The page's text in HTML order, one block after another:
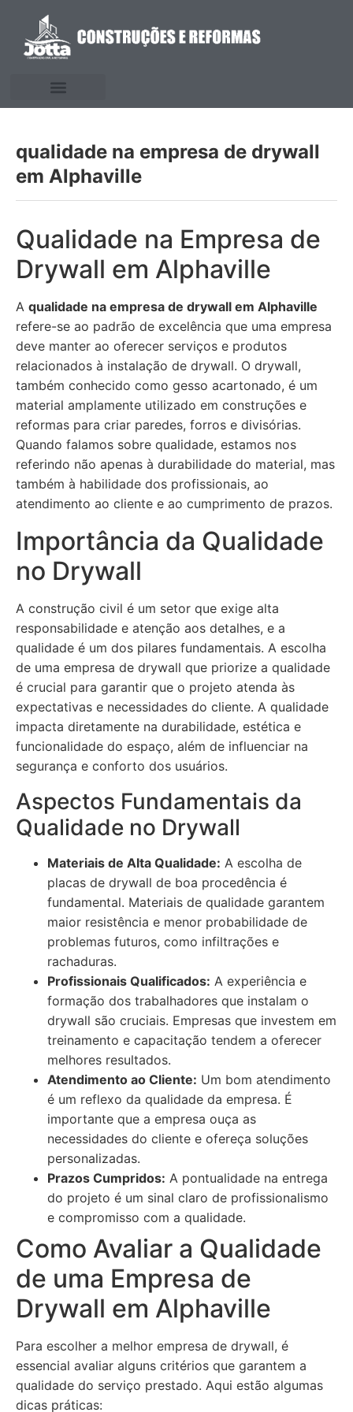
qualidade na empresa de drywall
em Alphaville
Qualidade na Empresa de
Drywall em Alphaville
A qualidade na empresa de drywall em Alphaville
refere-se ao padrão de excelência que uma empresa
deve manter ao oferecer serviços e produtos
relacionados à instalação de drywall. O drywall,
também conhecido como gesso acartonado, é um
material amplamente utilizado em construções e
reformas para criar paredes, forros e divisórias.
Quando falamos sobre qualidade, estamos nos
referindo não apenas à durabilidade do material, mas
também à habilidade dos profissionais, ao
atendimento ao cliente e ao cumprimento de prazos.
Importância da Qualidade
no Drywall
A construção civil é um setor que exige alta
responsabilidade e atenção aos detalhes, e a
qualidade é um dos pilares fundamentais. A escolha
de uma empresa de drywall que priorize a qualidade
é crucial para garantir que o projeto atenda às
expectativas e necessidades do cliente. A qualidade
impacta diretamente na durabilidade, estética e
funcionalidade do espaço, além de influenciar na
segurança e conforto dos usuários.
Aspectos Fundamentais da
Qualidade no Drywall
Materiais de Alta Qualidade: A escolha de
placas de drywall de boa procedência é
fundamental. Materiais de qualidade garantem
maior resistência e menor probabilidade de
problemas futuros, como infiltrações e
rachaduras.
Profissionais Qualificados: A experiência e
formação dos trabalhadores que instalam o
drywall são cruciais. Empresas que investem em
treinamento e capacitação tendem a oferecer
melhores resultados.
Atendimento ao Cliente: Um bom atendimento
é um reflexo da qualidade da empresa. É
importante que a empresa ouça as
necessidades do cliente e ofereça soluções
personalizadas.
Prazos Cumpridos: A pontualidade na entrega
do projeto é um sinal claro de profissionalismo
e compromisso com a qualidade.
Como Avaliar a Qualidade
de uma Empresa de
Drywall em Alphaville
Para escolher a melhor empresa de drywall, é
essencial avaliar alguns critérios que garantem a
qualidade do serviço prestado. Aqui estão algumas
dicas práticas: